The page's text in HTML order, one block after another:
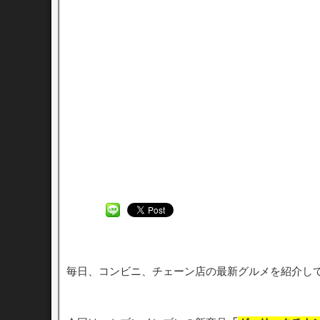
毎日、コンビニ、チェーン店の最新グルメを紹介し